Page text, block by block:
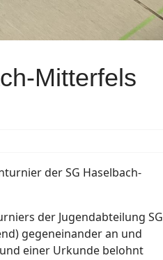
Mitterfels
der SG Haselbach-
der Jugendabteilung SG
gegeneinander an und
einer Urkunde belohnt